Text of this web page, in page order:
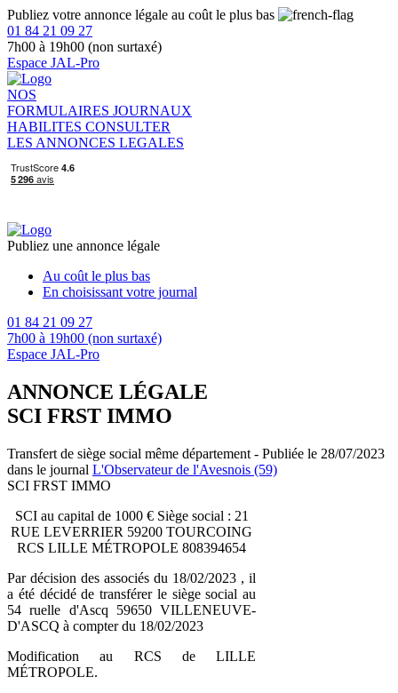
Publiez votre annonce légale au coût le plus bas
01 84 21 09 27
7h00 à 19h00 (non surtaxé)
Espace JAL-Pro
NOS
FORMULAIRES JOURNAUX
HABILITES CONSULTER
LES ANNONCES LEGALES
Publiez une annonce légale
Au coût le plus bas
En choisissant votre journal
01 84 21 09 27
7h00 à 19h00 (non surtaxé)
Espace JAL-Pro
ANNONCE LÉGALE
SCI FRST IMMO
Transfert de siège social même département - Publiée le 28/07/2023
dans le journal L'Observateur de l'Avesnois (59)
SCI FRST IMMO
SCI au capital de 1000 € Siège social : 21
RUE LEVERRIER 59200 TOURCOING
RCS LILLE MÉTROPOLE 808394654
Par décision des associés du 18/02/2023 , il
a été décidé de transférer le siège social au
54 ruelle d'Ascq 59650 VILLENEUVE-
D'ASCQ à compter du 18/02/2023
Modification au RCS de LILLE
MÉTROPOLE.